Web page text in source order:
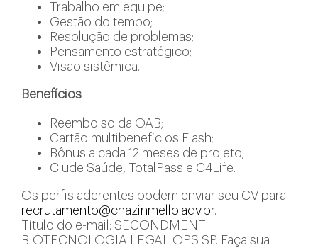
Trabalho em equipe;
Gestão do tempo;
Resolução de problemas;
Pensamento estratégico;
Visão sistêmica.
Benefícios
Reembolso da OAB;
Cartão multibenefícios Flash;
Bônus a cada 12 meses de projeto;
Clude Saúde, TotalPass e C4Life.
Os perfis aderentes podem enviar seu CV para:
recrutamento@chazinmello.adv.br.
Título do e-mail: SECONDMENT
BIOTECNOLOGIA LEGAL OPS SP. Faça sua